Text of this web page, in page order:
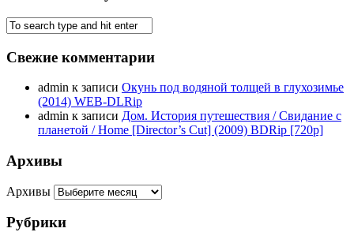
Свежие комментарии
admin к записи Окунь под водяной толщей в глухозимье
(2014) WEB-DLRip
admin к записи Дом. История путешествия / Свидание с
планетой / Home [Director’s Cut] (2009) BDRip [720p]
Архивы
Архивы
Рубрики